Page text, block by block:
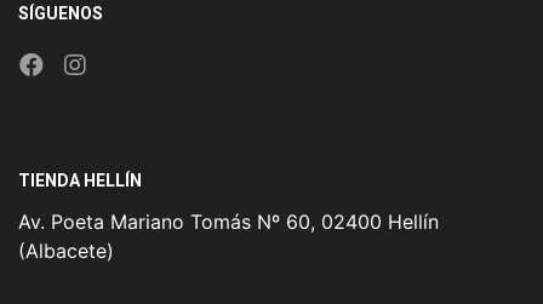
SÍGUENOS
TIENDA HELLÍN
Av. Poeta Mariano Tomás Nº 60, 02400 Hellín
(Albacete)